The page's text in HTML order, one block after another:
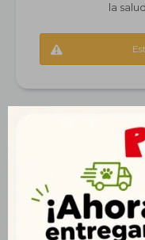
la
Productos